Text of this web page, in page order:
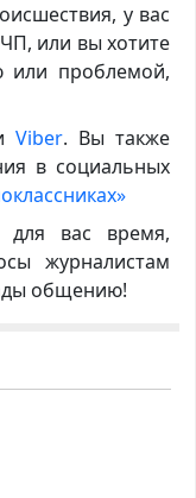
у вас
или вы хотите
или проблемой,
Viber. Вы также
в социальных
для вас время,
журналистам
общению!